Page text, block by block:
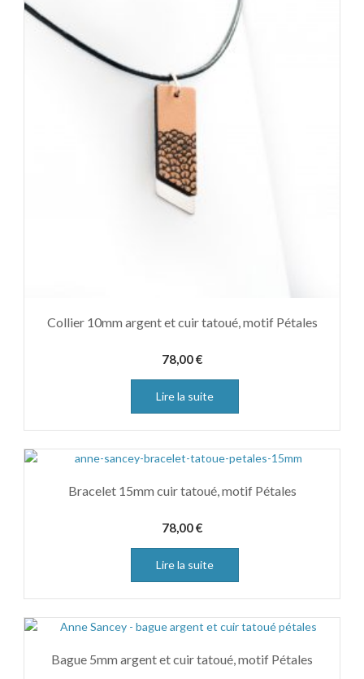
Collier 10mm argent et cuir tatoué, motif Pétales
78,00€
Lire la suite
Bracelet 15mm cuir tatoué, motif Pétales
78,00€
Lire la suite
Bague 5mm argent et cuir tatoué, motif Pétales